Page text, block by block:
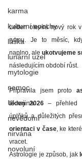
karma
kulturní epochy
láska
lunární uzel
mytologie
nemoc
Ukrajina
nevědomí
nirvána
novoluní
Leden otevírá nový rok
rytmu. Je to měsíc,
naplno, ale ukotvujeme
následujícím období růst.
Připravila jsem proto
leden 2026 – přehled
úplňků a důležitých
orientaci v čase, ke
vracet.
Astrologie je způsob, jak